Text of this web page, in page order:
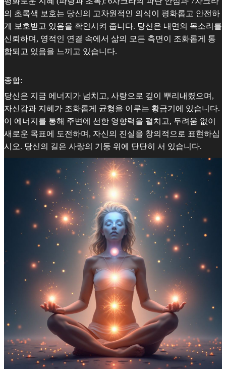
의 초록색 보호는 당신의 고차원적인 의식이 평화롭고 안전하
게 보호받고 있음을 확인시켜 줍니다. 당신은 내면의 목소리를
신뢰하며, 영적인 연결 속에서 삶의 모든 측면이 조화롭게 통
합되고 있음을 느끼고 있습니다.
종합:
당신은 지금 에너지가 넘치고, 사랑으로 깊이 뿌리내렸으며,
자신감과 지혜가 조화롭게 균형을 이루는 황금기에 있습니다.
이 에너지를 통해 주변에 선한 영향력을 펼치고, 두려움 없이
새로운 목표에 도전하며, 자신의 진실을 창의적으로 표현하십
시오. 당신의 길은 사랑의 기둥 위에 단단히 서 있습니다.